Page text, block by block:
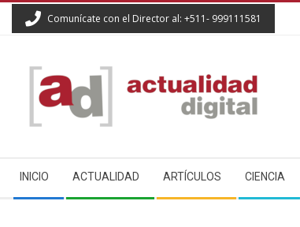
Comunícate con el Director al: +511- 999111581
ACTUALIDAD
DIGITAL
Navigation
Menu
INICIO ACTUALIDAD ARTÍCULOS CIENCIA